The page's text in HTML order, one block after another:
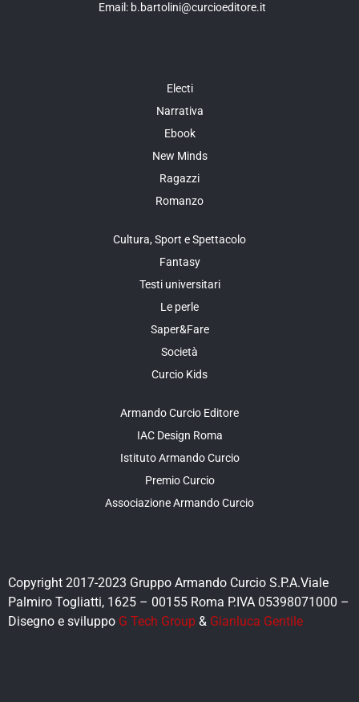
Email: b.bartolini@curcioeditore.it
Electi
Narrativa
Ebook
New Minds
Ragazzi
Romanzo
Cultura, Sport e Spettacolo
Fantasy
Testi universitari
Le perle
Saper&Fare
Società
Curcio Kids
Armando Curcio Editore
IAC Design Roma
Istituto Armando Curcio
Premio Curcio
Associazione Armando Curcio
Copyright 2017-2023 Gruppo Armando Curcio S.P.A.Viale
Palmiro Togliatti, 1625 – 00155 Roma P.IVA 05398071000 –
Disegno e sviluppo G Tech Group & Gianluca Gentile